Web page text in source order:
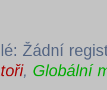
Žádní
, Globální